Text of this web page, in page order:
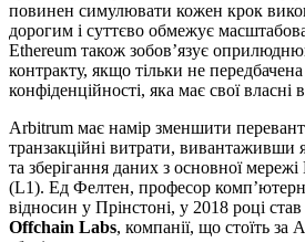
повинен симулювати кожен крок
дорогим і суттєво обмежує
Ethereum також зобов’язує
контракту, якщо тільки не
конфіденційності, яка має свої власні
Arbitrum має намір зменшити
транзакційні витрати, вивантаживши
та зберігання даних з основної
(L1). Ед Фелтен, професор
відносин у Прінстоні, у 2018 році
Offchain Labs, компанії, що стоїть за